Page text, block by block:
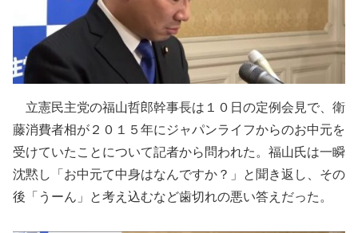
立憲民主党の福山哲郎幹事長は１０日の定例会見で、衛
藤消費者相が２０１５年にジャパンライフからのお中元を
受けていたことについて記者から問われた。福山氏は一瞬
沈黙し「お中元て中身はなんですか？」と聞き返し、その
後「うーん」と考え込むなど歯切れの悪い答えだった。